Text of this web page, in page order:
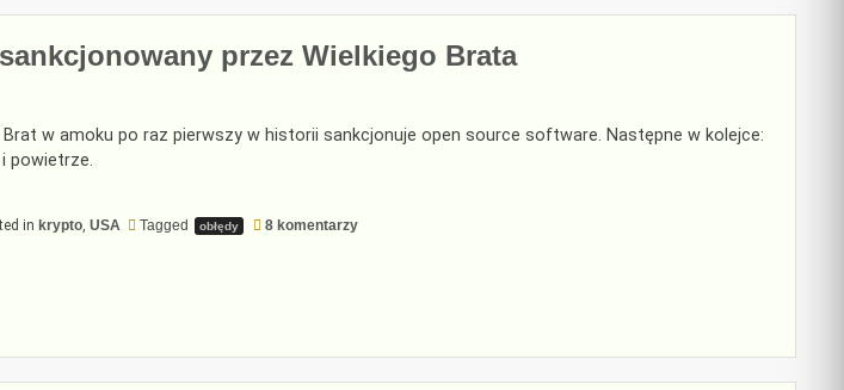
przez Wielkiego Brata
Brat w amoku po raz pierwszy w historii sankcjonuje open source software. Następne w kolejce:
powietrze.
in krypto, USA Tagged obłędy 8 komentarzydo